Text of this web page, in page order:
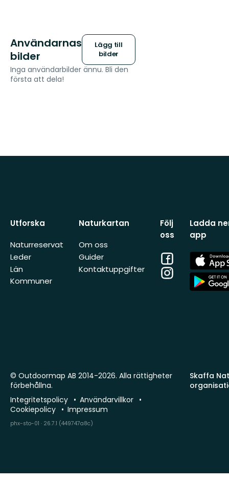
Användarnas
bilder
Lägg till
bilder
Inga användarbilder ännu. Bli den
första att dela!
Utforska
Naturreservat
Leder
Län
Kommuner
Naturkartan
Om oss
Guider
Kontaktuppgifter
Följ
oss
Facebook
Instagram
Ladda
app
App
Store
App
Store
Skaffa
© Outdoormap AB 2014-2026. Alla rättigheter
förbehållna.
Integritetspolicy
Användarvillkor
Cookiepolicy
Impressum
phx-sto-01 · 26.7.1 (449747a8c)